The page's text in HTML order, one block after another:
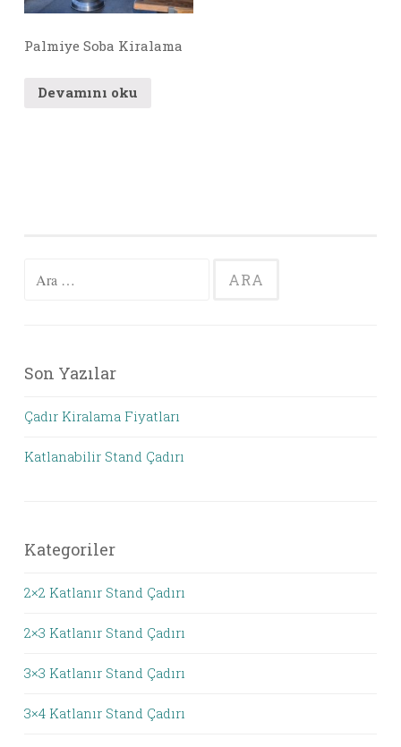
Palmiye Soba Kiralama
Devamını oku
Son Yazılar
Çadır Kiralama Fiyatları
Katlanabilir Stand Çadırı
Kategoriler
2×2 Katlanır Stand Çadırı
2×3 Katlanır Stand Çadırı
3×3 Katlanır Stand Çadırı
3×4 Katlanır Stand Çadırı